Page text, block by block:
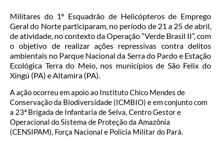
Militares do 1º Esquadrão de Helicópteros de Emprego
Geral do Norte participaram, no período de 21 a 25 de abril,
de atividade, no contexto da Operação “Verde Brasil II”, com
o objetivo de realizar ações repressivas contra delitos
ambientais no Parque Nacional da Serra do Pardo e Estação
Ecológica Terra do Meio, nos municípios de São Felix do
Xingú (PA) e Altamira (PA).
A ação ocorreu em apoio ao Instituto Chico Mendes de
Conservação da Biodiversidade (ICMBIO) e em conjunto com
a 23ª Brigada de Infantaria de Selva, Centro Gestor e
Operacional do Sistema de Proteção da Amazônia
(CENSIPAM), Força Nacional e Polícia Militar do Pará.